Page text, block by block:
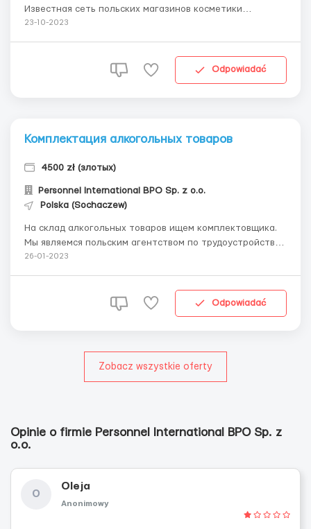
Известная сеть польских магазинов косметики
набирает персонал на склад. Мы являемся польским
агенства 5703. Ставка: 21 зл/час нетто. 28 зл/ч...
23-10-2023
Odpowiadać
Комплектация алкогольных товаров
4500 zł (злотых)
Personnel International BPO Sp. z o.o.
Polska (Sochaczew)
На склад алкогольных товаров ищем комплектовщика.
Мы являемся польским агентством по трудоустройству,
которое работает непосредственно с работодателем.
товаров в соответствии с заказом. Пог...
26-01-2023
Odpowiadać
Zobacz wszystkie oferty
Opinie o firmie Personnel International BPO Sp. z
o.o.
O
Oleja
Anonimowy